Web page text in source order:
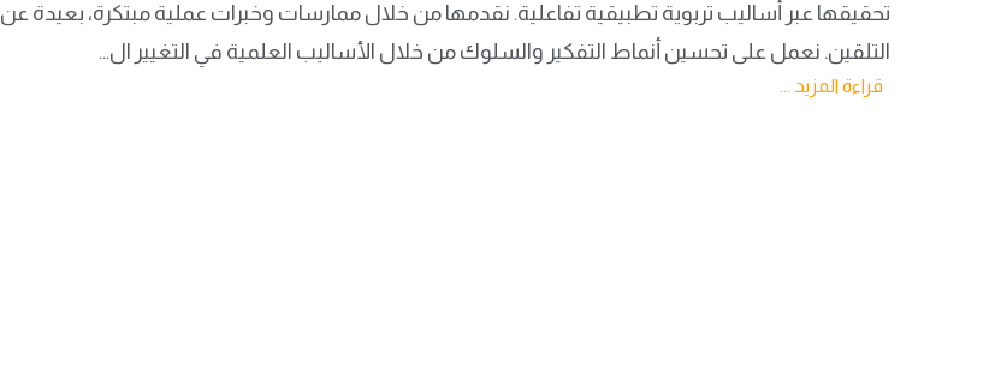
تحقيقها عبر أساليب تربوية تطبيقية تفاعلية. نقدمها من خلال ممارسات وخبرات عملية مبتكرة، بعيدة عن
التلقين. نعمل على تحسين أنماط التفكير والسلوك من خلال الأساليب العلمية في التغيير ال...
قراءة المزيد ...